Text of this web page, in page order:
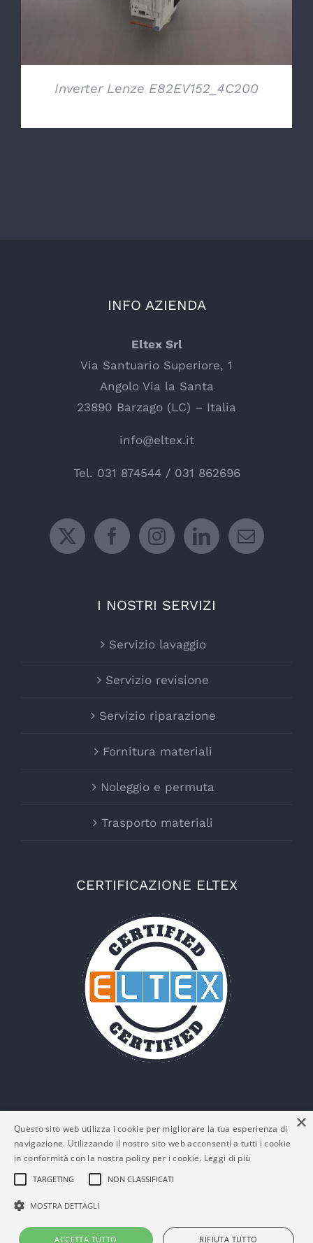
Inverter Lenze E82EV152_4C200
INFO AZIENDA
Eltex Srl
Via Santuario Superiore, 1
Angolo Via la Santa
23890 Barzago (LC) – Italia
info@eltex.it
Tel. 031 874544/ 031 862696
I NOSTRI SERVIZI
Servizio lavaggio
Servizio revisione
Servizio riparazione
Fornitura materiali
Noleggio e permuta
Trasporto materiali
CERTIFICAZIONE ELTEX
© Eltex Srl - P. IVA: 03161180132 -
×
Questo sito web utilizza i cookie per migliorare la tua esperienza di
navigazione. Utilizzando il nostro sito web acconsenti a tutti i cookie
in conformità con la nostra policy per i cookie. Leggi di più
TARGETING NON CLASSIFICATI
MOSTRA DETTAGLI
ACCETTA TUTTO RIFIUTA TUTTO